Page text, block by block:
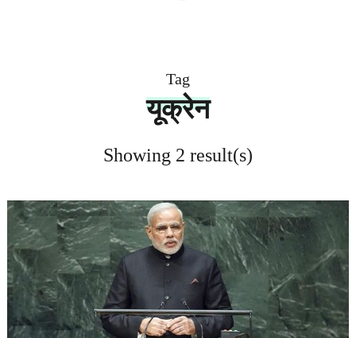
Tag
यूक्रेन
Showing 2 result(s)